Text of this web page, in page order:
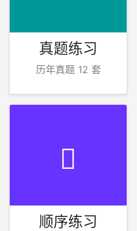
真题练习
历年真题 12 套
顺序练习